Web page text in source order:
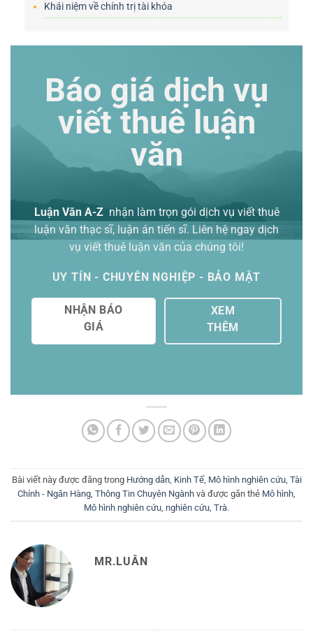
Khái niệm về chính trị tài khóa
Báo giá dịch vụ
viết thuê luận
văn
Luận Văn A-Z nhận làm trọn gói dịch vụ viết thuê
luận văn thạc sĩ, luận án tiến sĩ. Liên hệ ngay dịch
vụ viết thuê luận văn của chúng tôi!
UY TÍN - CHUYÊN NGHIỆP - BẢO MẬT
NHẬN BÁO
GIÁ
XEM
THÊM
Bài viết này được đăng trong Hướng dẫn, Kinh Tế, Mô hình nghiên cứu, Tài
Chính - Ngân Hàng, Thông Tin Chuyên Ngành và được gắn thẻ Mô hình,
Mô hình nghiên cứu, nghiên cứu, Trà.
MR.LUÂN